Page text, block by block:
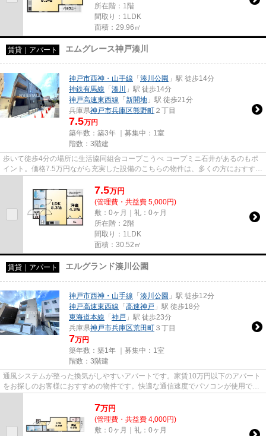
所在階：1階
間取り：1LDK
面積：29.96㎡
賃貸｜アパート エムグレース神戸湊川
神戸市西神・山手線 「 湊川公園 」駅 徒歩14分
神鉄有馬線 「 湊川
」駅 徒歩14分
神戸高速東西線 「 新開地 」駅 徒歩21分
兵庫県神戸市兵庫区熊野町 ２丁目
7.5万円
築年数：築3年 ｜募集中： 1室
階数：3階建
歩いて徒歩4分の場所に生活協同組合コープこうべ コープミニ石井があるのもポ
イント。価格7.5万円ながら充実した設備のこちらの物件は、多くの方におすすめ
7.5万円
(管理費・共益費 5,000円)
敷：0ヶ月｜礼：0ヶ月
所在階：2階
間取り：1LDK
面積：30.52㎡
賃貸｜アパート エルグランド湊川公園
神戸市西神・山手線 「 湊川公園 」駅 徒歩12分
神戸高速東西線 「 高速神戸 」駅 徒歩18分
東海道本線 「 神戸 」駅 徒歩23分
兵庫県神戸市兵庫区荒田町 ３丁目
7万円
築年数：築1年 ｜募集中： 1室
階数：3階建
通風システムが整った換気がしやすいアパートです。家賃10万円以下のアパート
をお探しのお客様におすすめの物件です。快適な通信速度でパソコンが使用でき
7万円
(管理費・共益費 4,000円)
敷：0ヶ月｜礼：0ヶ月